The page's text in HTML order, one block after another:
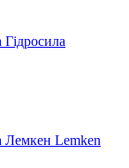
Гідросила
Лемкен Lemken